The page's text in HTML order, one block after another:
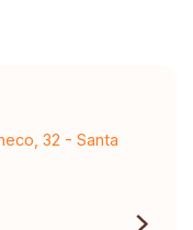
32 - Santa